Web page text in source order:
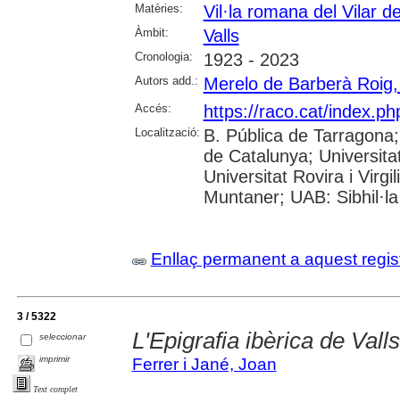
Matèries:
Vil·la romana del Vilar
Àmbit: Valls
Cronologia: 1923 - 2023
Autors add.: Merelo de Barberà
Accés: https://raco.cat/
Localització: B. Pública de
de Catalunya;
Universitat Rovira i
Muntaner; UAB: Sibhil·la
Enllaç permanent a aquest
3 / 5322
seleccionar
imprimir
Text complet
L'Epigrafia ibèrica de Valls
Ferrer i Jané, Joan